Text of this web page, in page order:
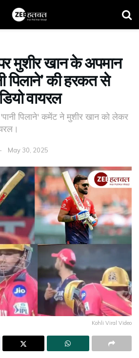
मुशीर खान के अपमान
पिलाने’ की हरकत से
वायरल
पिलाने' कमेंट ने मुशीर खान को लेकर
May 30, 2025
Kohli Viral Video